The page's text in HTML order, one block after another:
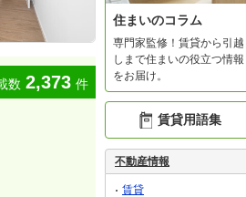
数 2,373 件
住まいのコラム
専門家監修！賃貸から引越
しまで住まいの役立つ情報
をお届け。
賃貸用語集
不動産情報
賃貸